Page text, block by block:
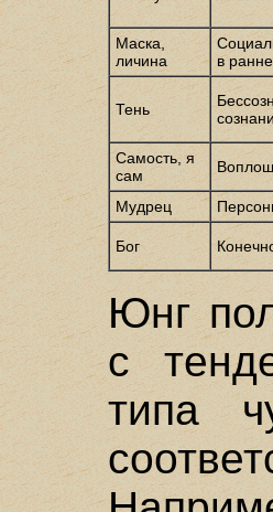
Маска,
личина
в
Тень
Самость, я
сам
Мудрец
Бог
Юнг
с
типа